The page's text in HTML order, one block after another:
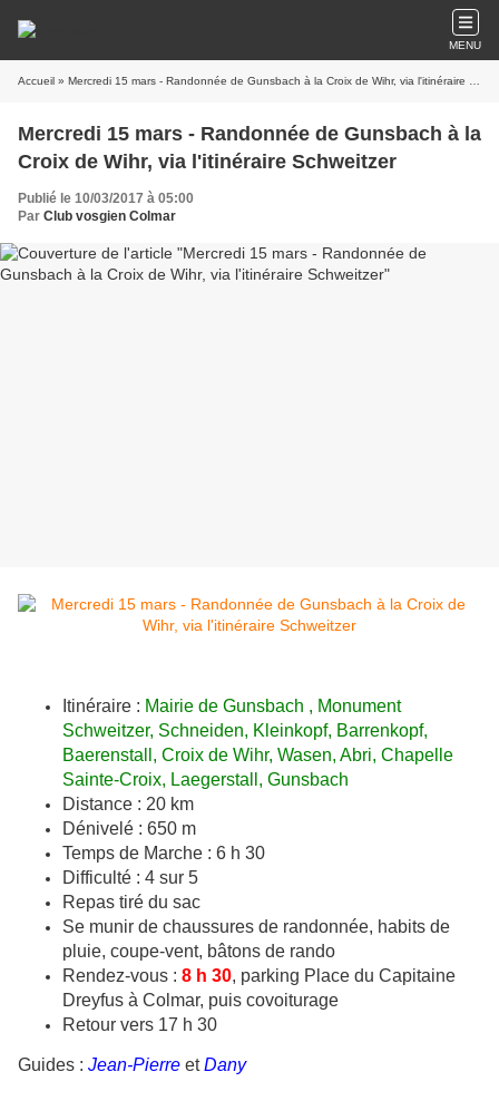
MENU
Accueil » Mercredi 15 mars - Randonnée de Gunsbach à la Croix de Wihr, via l'itinéraire Schweitzer
Mercredi 15 mars - Randonnée de Gunsbach à la
Croix de Wihr, via l'itinéraire Schweitzer
Publié le 10/03/2017 à 05:00
Par Club vosgien Colmar
Itinéraire : Mairie de Gunsbach , Monument
Schweitzer, Schneiden, Kleinkopf, Barrenkopf,
Baerenstall, Croix de Wihr, Wasen, Abri, Chapelle
Sainte-Croix, Laegerstall, Gunsbach
Distance : 20 km
Dénivelé : 650 m
Temps de Marche : 6 h 30
Difficulté : 4 sur 5
Repas tiré du sac
Se munir de chaussures de randonnée, habits de
pluie, coupe-vent, bâtons de rando
Rendez-vous : 8 h 30, parking Place du Capitaine
Dreyfus à Colmar, puis covoiturage
Retour vers 17 h 30
Guides : Jean-Pierre etDany